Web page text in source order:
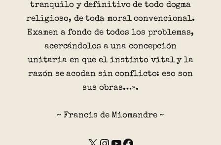
tranquilo y definitivo de todo dogma
religioso, de toda moral convencional.
Examen a fondo de todos los problemas,
acercándolos a una concepción
unitaria en que el instinto vital y la
razón se acodan sin conflicto: eso son
sus obras…».
~ Francis de Miomandre ~